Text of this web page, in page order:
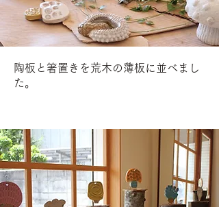
陶板と箸置きを荒木の薄板に並べまし
た。